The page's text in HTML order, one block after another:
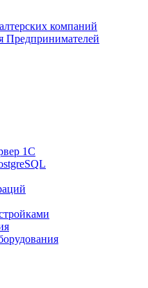
компаний
Предпринимателей
1С